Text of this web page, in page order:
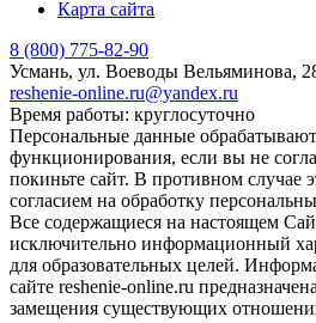
Карта сайта
8 (800) 775-82-90
Усмань, ул. Воеводы Вельяминова,
reshenie-online.ru@yandex.ru
Время работы: круглосуточно
Персональные данные
функционирования, если вы не
покиньте сайт. В противном случае
согласием на обработку
Все содержащиеся на настоящем
исключительно информационный
для образовательных целей.
сайте reshenie-online.ru
замещения существующих